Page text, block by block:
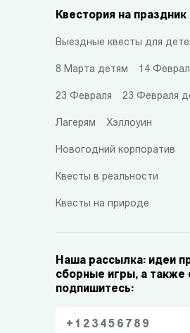
Квестория на праздник
Выездные квесты для
8 Марта детям 14
23 Февраля 23 Февраля
Лагерям Хэллоуин
Новогодний корпоратив
Квесты в реальности
Квесты на природе
Наша рассылка: идеи
сборные игры, а также
подпишитесь: